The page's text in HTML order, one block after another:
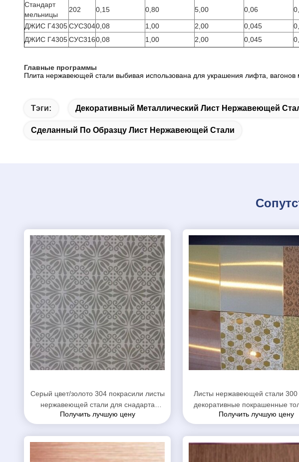
Стандарт
мельницы
202 0,15 0,80 5,00 0,06
ДЖИС Г4305СУС3040,08 1,00 2,00 0,045
ДЖИС Г4305СУС3160,08 1,00 2,00 0,045
Главные программы
Плита нержавеющей стали выбивая использована для украшения лифта, вагонов
Тэги: Декоративный Металлический Лист Нержавеющей
Сделанный По Образцу Лист Нержавеющей Стали
Серый цвет/золото 304 покрасили листы
нержавеющей стали для снадарта
Международной организации
стандартизации Коокваре
Получить лучшую цену
Листы нержавеющей стали 300
декоративные покрашенные
0.3мм до 200мм
Получить лучшую цену